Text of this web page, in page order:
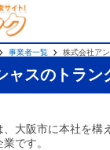
事業者一覧 株式会社ア
ャスのトラン
大阪市に本社を構
です。